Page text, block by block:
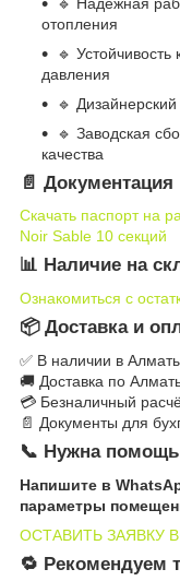
отопления
🔹
давления
🔹
🔹 Заводская
качества
📄 Документация
Скачать паспорт на
Noir Sable 10 секций
📊 Наличие на
Ознакомиться с
📦 Доставка и
✅ В наличии в
🚚 Доставка по
💳 Безналичный
📄 Документы для
📞 Нужна
Напишите в
параметры
ОСТАВИТЬ ЗАЯВКУ В
🔁 Рекомендуем